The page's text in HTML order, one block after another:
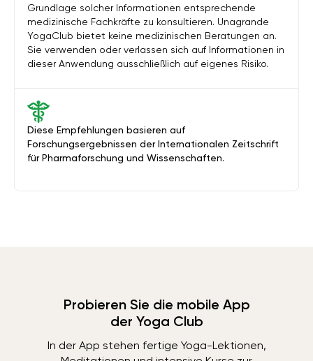
Diese Empfehlungen basieren auf
Forschungsergebnissen der Internationalen Zeitschrift
für Pharmaforschung und Wissenschaften.
Grundlage solcher Informationen entsprechende
medizinische Fachkräfte zu konsultieren. Unagrande
YogaClub bietet keine medizinischen Beratungen an.
Sie verwenden oder verlassen sich auf Informationen in
dieser Anwendung ausschließlich auf eigenes Risiko.
Probieren Sie die mobile App
der Yoga Club
In der App stehen fertige Yoga-Lektionen,